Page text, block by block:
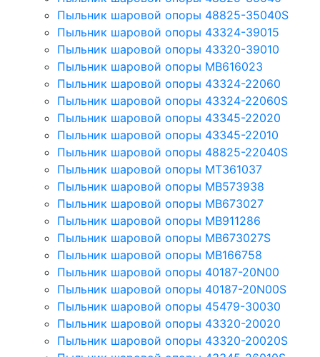
Пыльник шаровой опоры 48825-35040S
Пыльник шаровой опоры 43324-39015
Пыльник шаровой опоры 43320-39010
Пыльник шаровой опоры MB616023
Пыльник шаровой опоры 43324-22060
Пыльник шаровой опоры 43324-22060S
Пыльник шаровой опоры 43345-22020
Пыльник шаровой опоры 43345-22010
Пыльник шаровой опоры 48825-22040S
Пыльник шаровой опоры MT361037
Пыльник шаровой опоры MB573938
Пыльник шаровой опоры MB673027
Пыльник шаровой опоры MB911286
Пыльник шаровой опоры MB673027S
Пыльник шаровой опоры MB166758
Пыльник шаровой опоры 40187-20N00
Пыльник шаровой опоры 40187-20N00S
Пыльник шаровой опоры 45479-30030
Пыльник шаровой опоры 43320-20020
Пыльник шаровой опоры 43320-20020S